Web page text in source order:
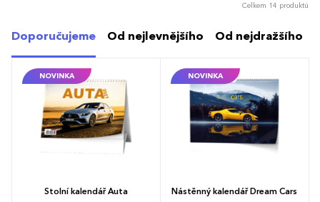
Celkem 14 produktů
Doporučujeme Od nejlevnějšího Od nejdražšího
NOVINKA
Stolní kalendář Auta
NOVINKA
Nástěnný kalendář Dream Cars